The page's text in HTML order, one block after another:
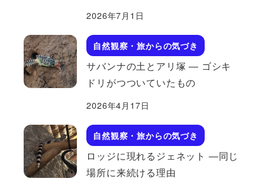
2026年7月1日
自然観察・旅からの気づき
サバンナの土とアリ塚 ― ゴシキ
ドリがつついていたもの
2026年4月17日
自然観察・旅からの気づき
ロッジに現れるジェネット ―同じ
場所に来続ける理由